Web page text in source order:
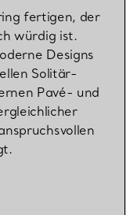
fertigen, der
würdig ist.
Designs
Solitär-
Pavé- und